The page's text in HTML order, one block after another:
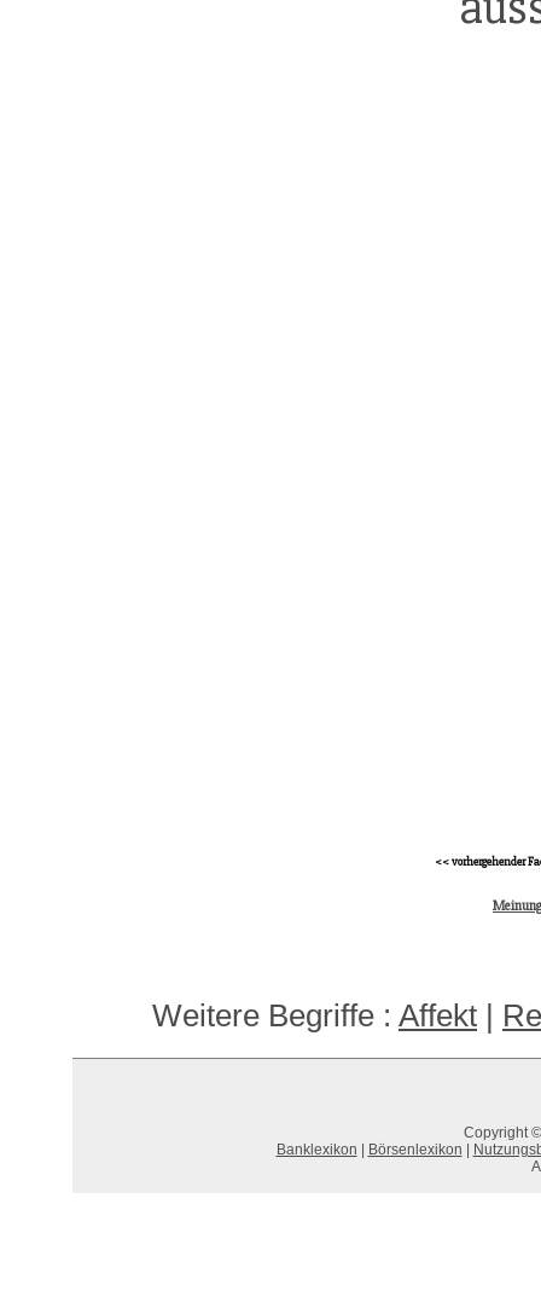
<< vorhergehender
Weitere Begriffe : Affekt
Copyright
Banklexikon
Börsenlexikon